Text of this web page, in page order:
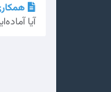
همکاری
آیا